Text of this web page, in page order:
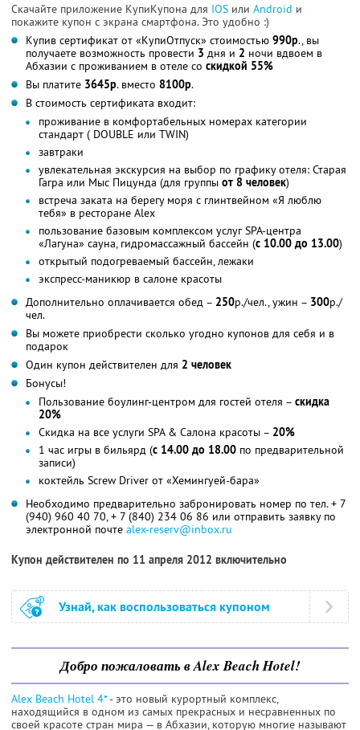
Скачайте приложение КупиКупона для IOS или Android и
покажите купон с экрана смартфона. Это удобно :)
Купив сертификат от «КупиОтпуск» стоимостью 990р., вы
получаете возможность провести 3 дня и 2 ночи вдвоем в
Абхазии с проживанием в отеле со скидкой 55%
Вы платите 3645р. вместо 8100р.
В стоимость сертификата входит:
проживание в комфортабельных номерах категории
стандарт ( DOUBLE или TWIN)
завтраки
увлекательная экскурсия на выбор по графику отеля: Старая
Гагра или Мыс Пицунда (для группы от 8 человек)
встреча заката на берегу моря с глинтвейном «Я люблю
тебя» в ресторане Alex
пользование базовым комплексом услуг SPA-центра
«Лагуна» сауна, гидромассажный бассейн (с 10.00 до 13.00)
открытый подогреваемый бассейн, лежаки
экспресс-маникюр в салоне красоты
Дополнительно оплачивается обед – 250р./чел., ужин – 300р./
чел.
Вы можете приобрести сколько угодно купонов для себя и в
подарок
Один купон действителен для 2 человек
Бонусы!
Пользование боулинг-центром для гостей отеля – скидка
20%
Скидка на все услуги SPA & Салона красоты – 20%
1 час игры в бильярд (с 14.00 до 18.00 по предварительной
записи)
коктейль Screw Driver от «Хемингуей-бара»
Необходимо предварительно забронировать номер по тел. + 7
(940) 960 40 70, + 7 (840) 234 06 86 или отправить заявку по
электронной почте alex-reserv@inbox.ru
Купон действителен по 11 апреля 2012 включительно
Узнай, как воспользоваться купоном
Добро пожаловать в Alex Beach Hotel!
Alex Beach Hotel 4*- это новый курортный комплекс,
находящийся в одном из самых прекрасных и несравненных по
своей красоте стран мира — в Абхазии, которую многие называют